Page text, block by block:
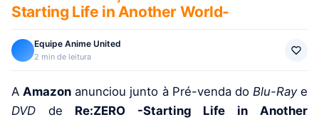
Starting Life in Another World-
Equipe Anime United
2 min de leitura
AAmazon anunciou junto à Pré-venda do Blu-Raye
DVD de Re:ZERO -Starting Life in Another